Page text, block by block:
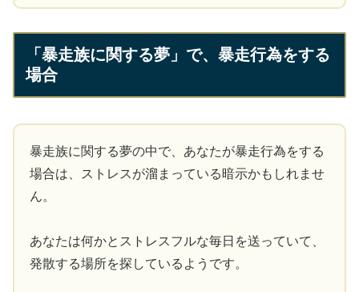
「暴走族に関する夢」で、暴走行為をする
場合
暴走族に関する夢の中で、あなたが暴走行為をする
場合は、ストレスが溜まっている暗示かもしれませ
ん。
あなたは何かとストレスフルな毎日を送っていて、
発散する場所を探しているようです。